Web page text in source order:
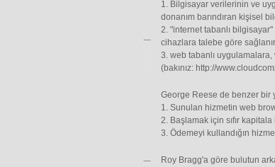
1. Bilgisayar verilerinin ve
donanım barındıran kişisel
2. "internet tabanlı
cihazlara talebe göre sağlanır
3. web tabanlı uygulamalara,
(bakınız: http://
George Reese de benzer bir
1. Sunulan hizmetin web
2. Başlamak için sıfır
3. Ödemeyi kullandığın
Roy Bragg'a göre bulutun